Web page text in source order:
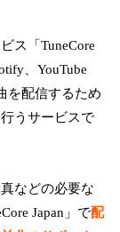
ス「TuneCore
、YouTube
を配信するため
うサービスで
などの必要な
Japan」で配